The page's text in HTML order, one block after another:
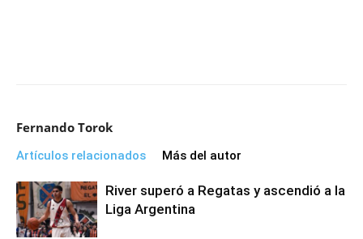
Fernando Torok
Artículos relacionados Más del autor
River superó a Regatas y ascendió a la
Liga Argentina